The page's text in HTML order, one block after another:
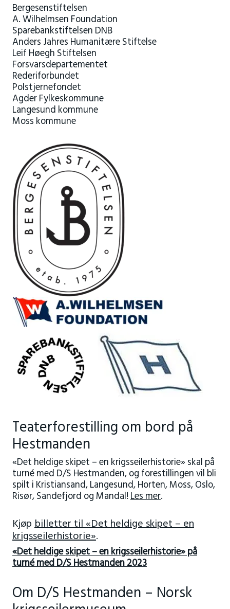
Bergesenstiftelsen
A. Wilhelmsen Foundation
Sparebankstiftelsen DNB
Anders Jahres Humanitære Stiftelse
Leif Høegh Stiftelsen
Forsvarsdepartementet
Rederiforbundet
Polstjernefondet
Agder Fylkeskommune
Langesund kommune
Moss kommune
Teaterforestilling om bord på
Hestmanden
«Det heldige skipet – en krigsseilerhistorie» skal på
turné med D/S Hestmanden, og forestillingen vil bli
spilt i Kristiansand, Langesund, Horten, Moss, Oslo,
Risør, Sandefjord og Mandal!Les mer.
Kjøpbilletter til «Det heldige skipet – en
krigsseilerhistorie».
«Det heldige skipet – en krigsseilerhistorie» på
turné med D/S Hestmanden 2023
Om D/S Hestmanden – Norsk